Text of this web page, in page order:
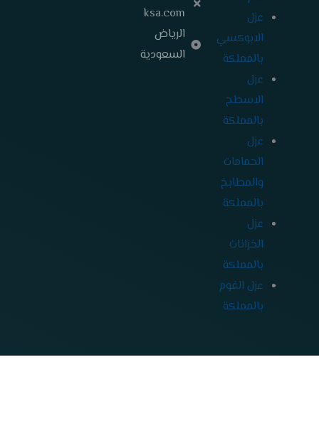
عزل
الابوكسي
بالمملكة
عزل
الاسطح
بالمملكة
عزل
الحمامات
والمطابخ
بالمملكة
عزل
الخزانات
بالمملكة
عزل الفوم
بالمملكة
ksa.com
الرياض
السعودية